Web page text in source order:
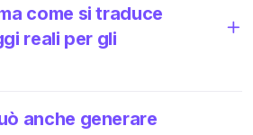
come si traduce
reali per gli
anche generare